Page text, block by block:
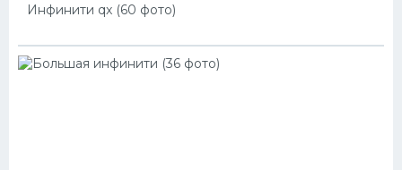
Инфинити qx (60 фото)